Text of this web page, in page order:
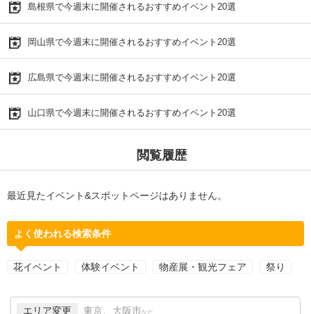
島根県で今週末に開催されるおすすめイベント20選
岡山県で今週末に開催されるおすすめイベント20選
広島県で今週末に開催されるおすすめイベント20選
山口県で今週末に開催されるおすすめイベント20選
閲覧履歴
最近見たイベント&スポットページはありません。
よく使われる検索条件
花イベント 体験イベント 物産展・観光フェア 祭り
エリア変更 東京、大阪市 など